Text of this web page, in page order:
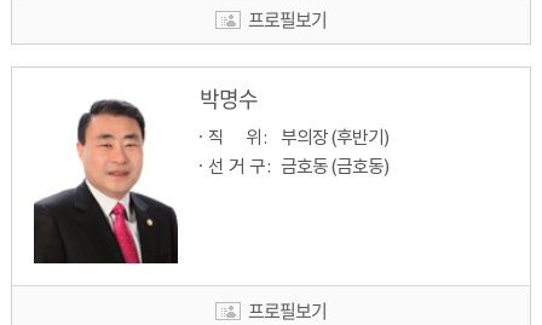
프로필보기
박명수
직         위 :
부의장 (후반기)
선  거  구 : 금호동 (금호동)
프로필보기